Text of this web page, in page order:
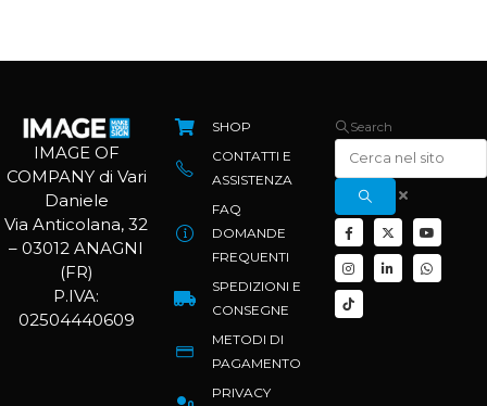
IMAGE OF
COMPANY di Vari
Daniele
Via Anticolana, 32
– 03012 ANAGNI
(FR)
P.IVA:
02504440609
SHOP
CONTATTI E
ASSISTENZA
FAQ
DOMANDE
FREQUENTI
SPEDIZIONI E
CONSEGNE
METODI DI
PAGAMENTO
PRIVACY
Search